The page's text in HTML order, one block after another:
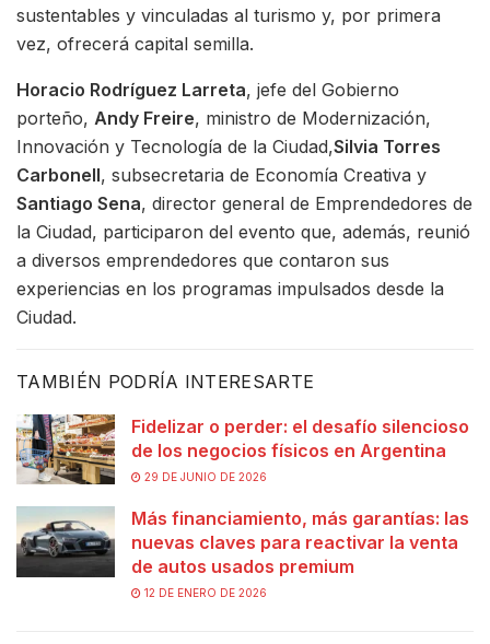
sustentables y vinculadas al turismo y, por primera
vez, ofrecerá capital semilla.
Horacio Rodríguez Larreta, jefe del Gobierno
porteño, Andy Freire, ministro de Modernización,
Innovación y Tecnología de la Ciudad,Silvia Torres
Carbonell, subsecretaria de Economía Creativa y
Santiago Sena, director general de Emprendedores de
la Ciudad, participaron del evento que, además, reunió
a diversos emprendedores que contaron sus
experiencias en los programas impulsados desde la
Ciudad.
TAMBIÉN PODRÍA INTERESARTE
Fidelizar o perder: el desafío silencioso
de los negocios físicos en Argentina
29 DE JUNIO DE 2026
Más financiamiento, más garantías: las
nuevas claves para reactivar la venta
de autos usados premium
12 DE ENERO DE 2026